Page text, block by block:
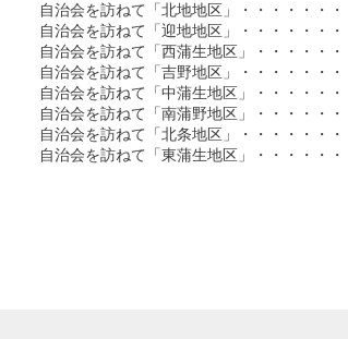
自治会を訪ねて「北地地区」・・・・・・・・
自治会を訪ねて「迎地地区」・・・・・・・・
自治会を訪ねて「西蒲生地区」・・・・・・・
自治会を訪ねて「吉野地区」・・・・・・・・
自治会を訪ねて「中蒲生地区」・・・・・・・
自治会を訪ねて「南蒲野地区」・・・・・・・
自治会を訪ねて「北条地区」・・・・・・・・
自治会を訪ねて「東蒲生地区」・・・・・